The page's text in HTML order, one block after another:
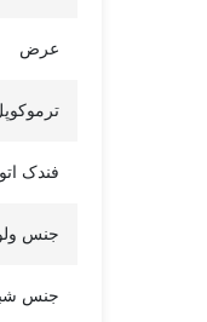
عرض
فندک
جنس
جنس